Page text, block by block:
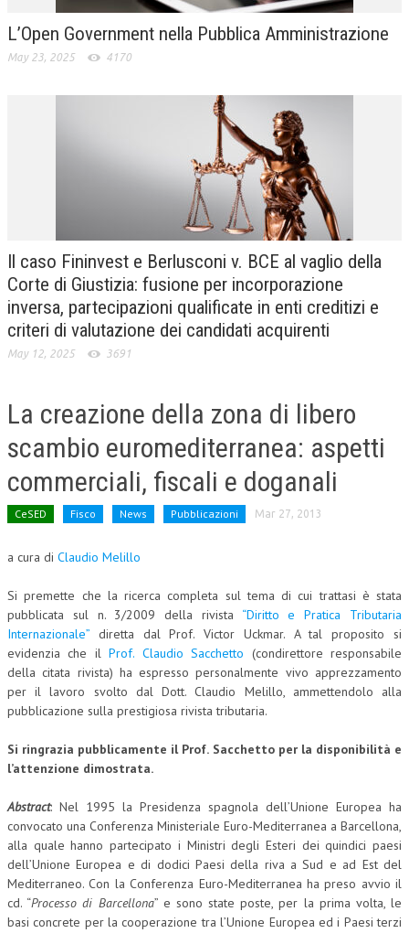
DIRITTO TRIBUTARIO
PRASSI
AMMINISTRATIVA
TRIBUTARIA
COSTITUZIONALE
CIVILE
TRIBUTARIA
PENALE
NEWS
ARCHIVIO EVENTI (FINO AL 2022)
CORSI ENTI TERZI
PUBBLICAZIONI
BOLLETTINO FINANZIAMENTI
DOCUMENTI
MANUALI E MONOGRAFIE
TESI DI LAUREA
MATERIALE DIDATTICO
INVITI E PROMOZIONI
L’Open Government nella Pubblica Amministrazione
May 23, 2025 4170
Il caso Fininvest e Berlusconi v. BCE al vaglio della
Corte di Giustizia: fusione per incorporazione
inversa, partecipazioni qualificate in enti creditizi e
criteri di valutazione dei candidati acquirenti
May 12, 2025 3691
La creazione della zona di libero
scambio euromediterranea: aspetti
commerciali, fiscali e doganali
CeSED Fisco News Pubblicazioni Mar 27, 2013
a cura di Claudio Melillo
Si premette che la ricerca completa sul tema di cui trattasi è stata
pubblicata sul n. 3/2009 della rivista “Diritto e Pratica Tributaria
Internazionale” diretta dal Prof. Victor Uckmar. A tal proposito si
evidenzia che ilProf. Claudio Sacchetto (condirettore responsabile
della citata rivista) ha espresso personalmente vivo apprezzamento
per il lavoro svolto dal Dott. Claudio Melillo, ammettendolo alla
pubblicazione sulla prestigiosa rivista tributaria.
Si ringrazia pubblicamente il Prof. Sacchetto per la disponibilità e
l’attenzione dimostrata.
Abstract: Nel 1995 la Presidenza spagnola dell’Unione Europea ha
convocato una Conferenza Ministeriale Euro-Mediterranea a Barcellona,
alla quale hanno partecipato i Ministri degli Esteri dei quindici paesi
dell’Unione Europea e di dodici Paesi della riva a Sud e ad Est del
Mediterraneo. Con la Conferenza Euro-Mediterranea ha preso avvio il
cd. “Processo di Barcellona” e sono state poste, per la prima volta, le
basi concrete per la cooperazione tra l’Unione Europea ed i Paesi terzi